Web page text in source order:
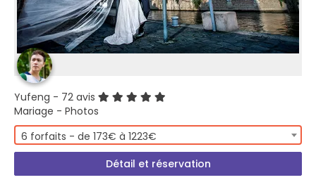
Yufeng - 72 avis
Mariage - Photos
6 forfaits - de 173€ à 1223€
Détail et réservation